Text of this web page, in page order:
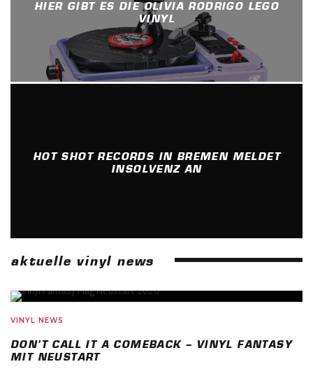
HIER GIBT ES DIE OLIVIA RODRIGO LEGO
VINYL
HOT SHOT RECORDS IN BREMEN MELDET
INSOLVENZ AN
aktuelle vinyl news
VINYL NEWS
DON’T CALL IT A COMEBACK – VINYL FANTASY
MIT NEUSTART